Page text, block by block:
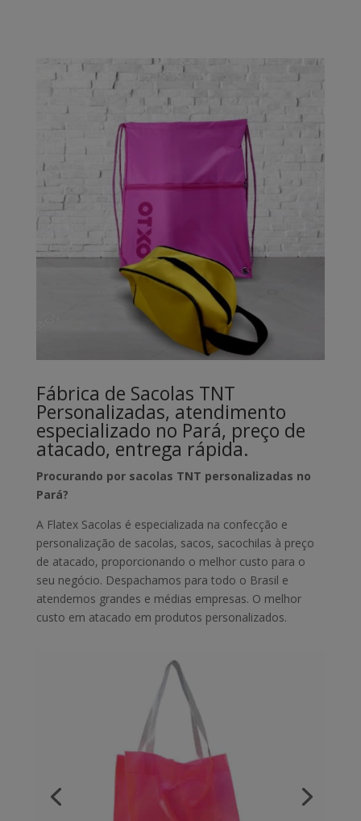
Fábrica de Sacolas TNT
Personalizadas, atendimento
especializado no Pará, preço de
atacado, entrega rápida.
Procurando por sacolas TNT personalizadas no
Pará?
A Flatex Sacolas é especializada na confecção e
personalização de sacolas, sacos, sacochilas à preço
de atacado, proporcionando o melhor custo para o
seu negócio. Despachamos para todo o Brasil e
atendemos grandes e médias empresas. O melhor
custo em atacado em produtos personalizados.